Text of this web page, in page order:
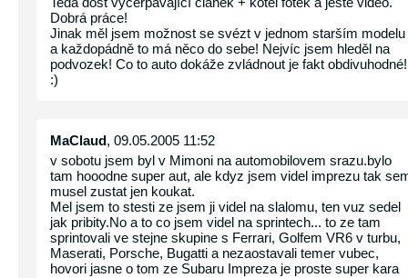
Dobrá práce!
Jinak měl jsem možnost se svézt v jednom starším modelu
a každopádně to má něco do sebe! Nejvíc jsem hleděl na
podvozek! Co to auto dokáže zvládnout je fakt obdivuhodné!
:)
MaClaud, 09.05.2005 11:52
v sobotu jsem byl v Mimoni na automobilovem srazu.bylo
tam hooodne super aut, ale kdyz jsem videl imprezu tak
musel zustat jen koukat.
Mel jsem to stesti ze jsem ji videl na slalomu, ten vuz sedel
jak pribity.No a to co jsem videl na sprintech... to ze tam
sprintovali ve stejne skupine s Ferrari, Golfem VR6 v turbu,
Maserati, Porsche, Bugatti a nezaostavali temer vubec,
hovori jasne o tom ze Subaru Impreza je proste super kara